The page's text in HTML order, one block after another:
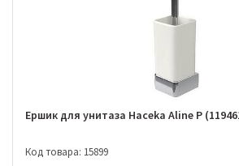
Ершик для унитаза Haceka Aline P
Код товара: 15899